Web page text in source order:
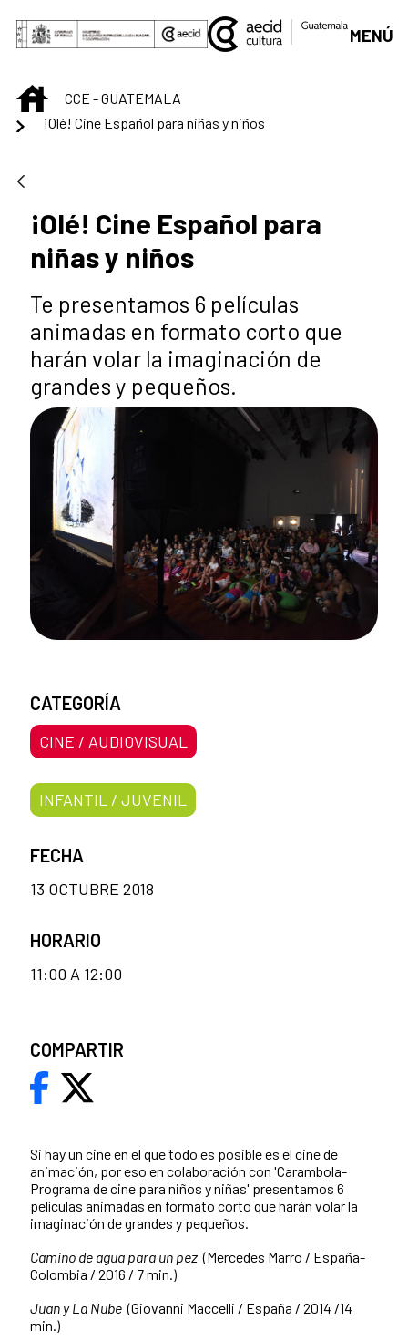
Saltar al contenido principal
MENÚ
INICIOCCE - GUATEMALA
¡Olé! Cine Español para niñas y niños
¡Olé! Cine Español para
niñas y niños
Te presentamos 6 películas
animadas en formato corto que
harán volar la imaginación de
grandes y pequeños.
Si hay un cine en el que todo es posible es el cine de
animación, por eso en colaboración con 'Carambola-
Programa de cine para niños y niñas' presentamos 6
películas animadas en formato corto que harán volar la
imaginación de grandes y pequeños.
Camino de agua para un pez(Mercedes Marro / España-
Colombia / 2016 / 7 min.)
Juan y La Nube(Giovanni Maccelli / España / 2014 /14
min.)
CATEGORÍA
CINE / AUDIOVISUAL
INFANTIL / JUVENIL
FECHA
13 OCTUBRE 2018
HORARIO
11:00 A 12:00
COMPARTIR